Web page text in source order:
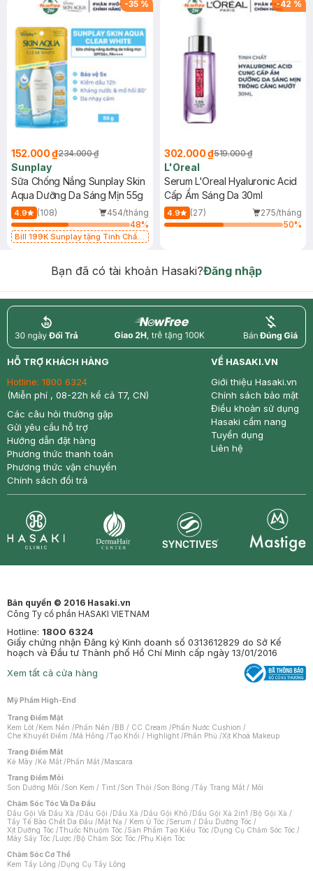
-35 %
152.000 ₫234.000 ₫
Sunplay
Sữa Chống Nắng Sunplay Skin
Aqua Dưỡng Da Sáng Mịn 55g
4.9 (108)
454/tháng
48%
Bill 199K Sunplay tặng Tinh Chất
-42 %
302.000 ₫519.000 ₫
L'Oreal
Serum L'Oreal Hyaluronic Acid
Cấp Ẩm Sáng Da 30ml
4.9 (27)
275/tháng
50%
Bạn đã có tài khoản Hasaki?Đăng nhập
return nowfree price
HỖ TRỢ KHÁCH HÀNG
Hotline: 1800 6324
(Miễn phí , 08-22h kể cả T7, CN)
Các câu hỏi thường gặp
Gửi yêu cầu hỗ trợ
Hướng dẫn đặt hàng
Phương thức thanh toán
Phương thức vận chuyển
Chính sách đổi trả
VỀ HASAKI.VN
Giới thiệu Hasaki.vn
Chính sách bảo mật
Điều khoản sử dụng
Hasaki cẩm nang
Tuyển dụng
Liên hệ
Bản quyền © 2016 Hasaki.vn
Công Ty cổ phần HASAKI VIETNAM
Hotline: 1800 6324
Giấy chứng nhận Đăng ký Kinh doanh số 0313612829 do Sở Kế
hoạch và Đầu tư Thành phố Hồ Chí Minh cấp ngày 13/01/2016
Xem tất cả cửa hàng
Mỹ Phẩm High-End
Trang Điểm Mặt
Kem Lót /Kem Nền /Phấn Nền /BB / CC Cream /Phấn Nước Cushion /
Che Khuyết Điểm /Má Hồng /Tạo Khối / Highlight /Phấn Phủ /Xịt Khoá Makeup
Trang Điểm Mắt
Kẻ Mày /Kẻ Mắt /Phấn Mắt /Mascara
Trang Điểm Môi
Son Dưỡng Môi /Son Kem / Tint /Son Thỏi /Son Bóng /Tẩy Trang Mắt / Môi
Chăm Sóc Tóc Và Da Đầu
Dầu Gội Và Dầu Xả /Dầu Gội /Dầu Xả /Dầu Gội Khô /Dầu Gội Xả 2in1 /Bộ Gội Xả /
Tẩy Tế Bào Chết Da Đầu /Mặt Nạ / Kem Ủ Tóc /Serum / Dầu Dưỡng Tóc /
Xịt Dưỡng Tóc /Thuốc Nhuộm Tóc /Sản Phẩm Tạo Kiểu Tóc /Dụng Cụ Chăm Sóc Tóc /
Máy Sấy Tóc /Lược /Bộ Chăm Sóc Tóc /Phụ Kiện Tóc
Chăm Sóc Cơ Thể
Kem Tẩy Lông /Dụng Cụ Tẩy Lông